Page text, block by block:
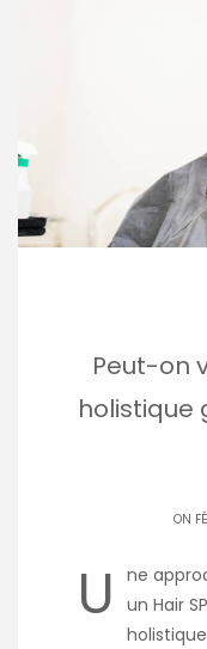
Peut-on
holistique
ON
U
ne
un Hair